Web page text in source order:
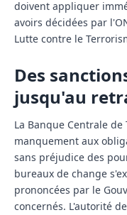
doivent appliquer
avoirs décidées par
Lutte contre le
Des
jusqu'au
La Banque Centrale
manquement aux
sans préjudice des
bureaux de change
prononcées par le
concernés. L'autorité